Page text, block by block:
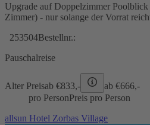
Upgrade auf Doppelzimmer
Zimmer) - nur solange der Vorrat
253504Bestellnr.:
Pauschalreise
Alter Preisab €833,- ab €666,-
pro PersonPreis pro Person
allsun Hotel Zorbas Village